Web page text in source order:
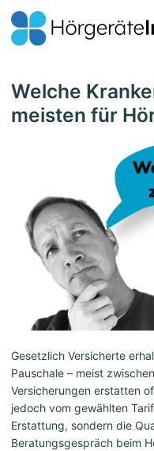
Welche
meisten für
Gesetzlich Versicherte
Pauschale – meist
Versicherungen erstatten
jedoch vom gewählten
Erstattung, sondern die
Beratungsgespräch beim